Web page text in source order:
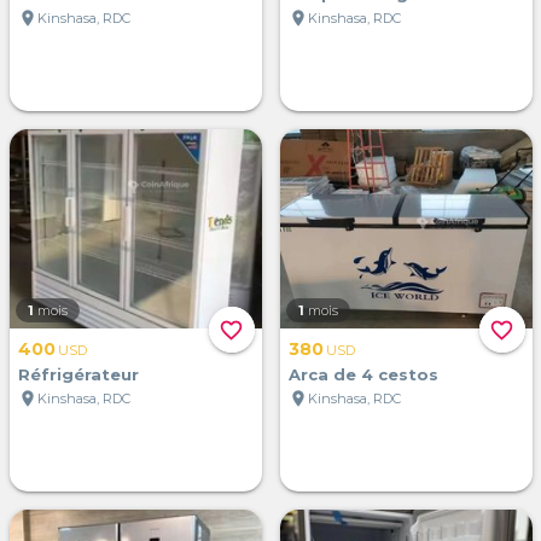
location_on Kinshasa, RDC
location_on Kinshasa, RDC
favorite_border
1 mois
400 USD
Réfrigérateur
location_on Kinshasa, RDC
favorite_border
1 mois
380 USD
Arca de 4 cestos
location_on Kinshasa, RDC